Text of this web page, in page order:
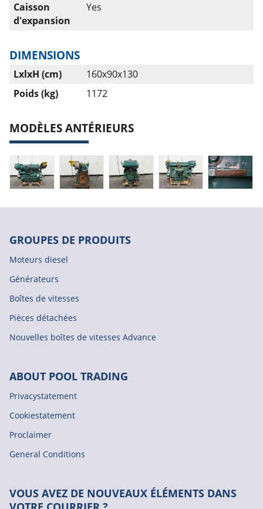
Caisson
d'expansion
Yes
DIMENSIONS
LxlxH (cm)
160x90x130
Poids (kg)
1172
MODÈLES ANTÉRIEURS
GROUPES DE PRODUITS
Moteurs diesel
Générateurs
Boîtes de vitesses
Pièces détachées
Nouvelles boîtes de vitesses Advance
ABOUT POOL TRADING
Privacystatement
Cookiestatement
Proclaimer
General Conditions
VOUS AVEZ DE NOUVEAUX ÉLÉMENTS DANS